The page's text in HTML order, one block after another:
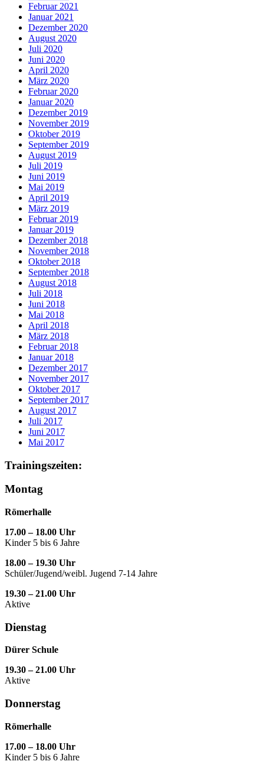
Februar 2021
Januar 2021
Dezember 2020
August 2020
Juli 2020
Juni 2020
April 2020
März 2020
Februar 2020
Januar 2020
Dezember 2019
November 2019
Oktober 2019
September 2019
August 2019
Juli 2019
Juni 2019
Mai 2019
April 2019
März 2019
Februar 2019
Januar 2019
Dezember 2018
November 2018
Oktober 2018
September 2018
August 2018
Juli 2018
Juni 2018
Mai 2018
April 2018
März 2018
Februar 2018
Januar 2018
Dezember 2017
November 2017
Oktober 2017
September 2017
August 2017
Juli 2017
Juni 2017
Mai 2017
Trainingszeiten:
Montag
Römerhalle
17.00 – 18.00 Uhr
Kinder 5 bis 6 Jahre
18.00 – 19.30 Uhr
Schüler/Jugend/weibl. Jugend 7-14 Jahre
19.30 – 21.00 Uhr
Aktive
Dienstag
Dürer Schule
19.30 – 21.00 Uhr
Aktive
Donnerstag
Römerhalle
17.00 – 18.00 Uhr
Kinder 5 bis 6 Jahre